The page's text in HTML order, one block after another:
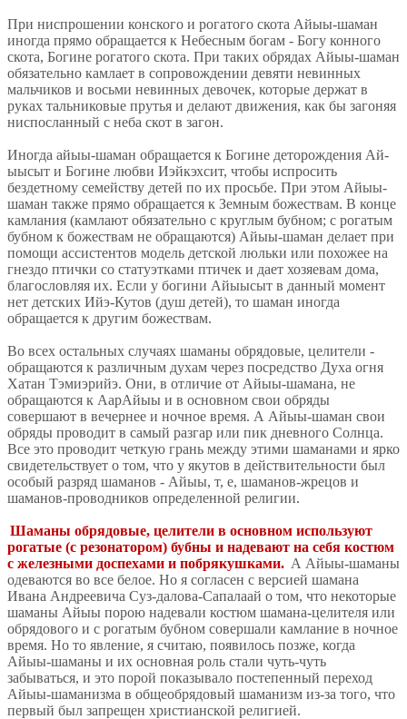
При ниспрошении конского и рогатого скота Айыы-шаман
иногда прямо обращается к Небесным богам - Богу конного
скота, Богине рогатого скота. При таких обрядах Айыы-шаман
обязательно камлает в сопровождении девяти невинных
мальчиков и восьми невинных девочек, которые держат в
руках тальниковые прутья и делают движения, как бы загоняя
ниспосланный с неба скот в загон.
Иногда айыы-шаман обращается к Богине деторождения Ай-
ыысыт и Богине любви Иэйкэхсит, чтобы испросить
бездетному семейству детей по их просьбе. При этом Айыы-
шаман также прямо обращается к Земным божествам. В конце
камлания (камлают обязательно с круглым бубном; с рогатым
бубном к божествам не обращаются) Айыы-шаман делает при
помощи ассистентов модель детской люльки или похожее на
гнездо птички со статуэтками птичек и дает хозяевам дома,
благословляя их. Если у богини Айыысыт в данный момент
нет детских Ийэ-Кутов (душ детей), то шаман иногда
обращается к другим божествам.
Во всех остальных случаях шаманы обрядовые, целители -
обращаются к различным духам через посредство Духа огня
Хатан Тэмиэрийэ. Они, в отличие от Айыы-шамана, не
обращаются к АарАйыы и в основном свои обряды
совершают в вечернее и ночное время. А Айыы-шаман свои
обряды проводит в самый разгар или пик дневного Солнца.
Все это проводит четкую грань между этими шаманами и ярко
свидетельствует о том, что у якутов в действительности был
особый разряд шаманов - Айыы, т, е, шаманов-жрецов и
шаманов-проводников определенной религии.
Шаманы обрядовые, целители в основном используют
рогатые (с резонатором) бубны и надевают на себя костюм
с железными доспехами и побрякушками. А Айыы-шаманы
одеваются во все белое. Но я согласен с версией шамана
Ивана Андреевича Суз-далова-Сапалаай о том, что некоторые
шаманы Айыы порою надевали костюм шамана-целителя или
обрядового и с рогатым бубном совершали камлание в ночное
время. Но то явление, я считаю, появилось позже, когда
Айыы-шаманы и их основная роль стали чуть-чуть
забываться, и это порой показывало постепенный переход
Айыы-шаманизма в общеобрядовый шаманизм из-за того, что
первый был запрещен христианской религией.